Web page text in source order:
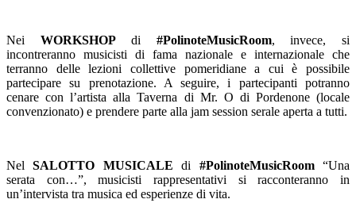
Nei WORKSHOPdi #PolinoteMusicRoom, invece, si
incontreranno musicisti di fama nazionale e internazionale che
terranno delle lezioni collettive pomeridiane a cui è possibile
partecipare su prenotazione. A seguire, i partecipanti potranno
cenare con l’artista alla Taverna di Mr. O di Pordenone (locale
convenzionato) e prendere parte alla jam session serale aperta a tutti.
NelSALOTTO MUSICALE di #PolinoteMusicRoom“Una
serata con…”, musicisti rappresentativi si racconteranno in
un’intervista tra musica ed esperienze di vita.